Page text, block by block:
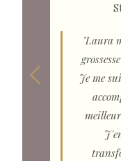
"Laura
Je me